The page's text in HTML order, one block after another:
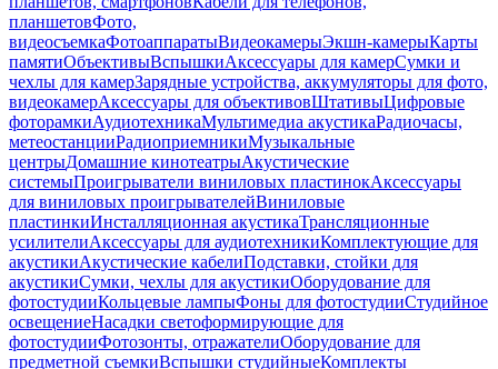
планшетовФото,
видеосъемкаФотоаппаратыВидеокамерыЭкшн-камерыКарты
памятиОбъективыВспышкиАксессуары для камерСумки и
чехлы для камерЗарядные устройства, аккумуляторы для фото,
видеокамерАксессуары для объективовШтативыЦифровые
фоторамкиАудиотехникаМультимедиа акустикаРадиочасы,
метеостанцииРадиоприемникиМузыкальные
центрыДомашние кинотеатрыАкустические
системыПроигрыватели виниловых пластинокАксессуары
для виниловых проигрывателейВиниловые
пластинкиИнсталляционная акустикаТрансляционные
усилителиАксессуары для аудиотехникиКомплектующие для
акустикиАкустические кабелиПодставки, стойки для
акустикиСумки, чехлы для акустикиОборудование для
фотостудииКольцевые лампыФоны для фотостудииСтудийное
освещениеНасадки светоформирующие для
фотостудииФотозонты, отражателиОборудование для
предметной съемкиВспышки студийныеКомплекты